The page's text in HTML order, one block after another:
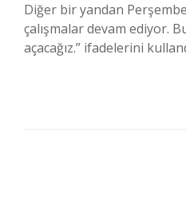
Diğer bir yandan
çalışmalar devam ediyor.
açacağız.” ifadelerini